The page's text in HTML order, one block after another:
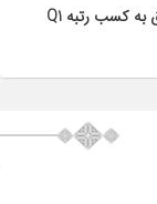
فصلنامه «تحقیق و توسعه در حقوق تطبیقی» موفق به کسب رتبه Q1